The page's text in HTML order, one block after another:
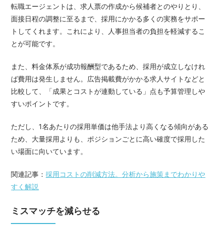
転職エージェントは、求人票の作成から候補者とのやりとり、
面接日程の調整に至るまで、採用にかかる多くの実務をサポー
トしてくれます。これにより、人事担当者の負担を軽減するこ
とが可能です。
また、料金体系が成功報酬型であるため、採用が成立しなけれ
ば費用は発生しません。広告掲載費がかかる求人サイトなどと
比較して、「成果とコストが連動している」点も予算管理しや
すいポイントです。
ただし、1名あたりの採用単価は他手法より高くなる傾向がある
ため、大量採用よりも、ポジションごとに高い確度で採用した
い場面に向いています。
関連記事：採用コストの削減方法。分析から施策までわかりや
すく解説
ミスマッチを減らせる